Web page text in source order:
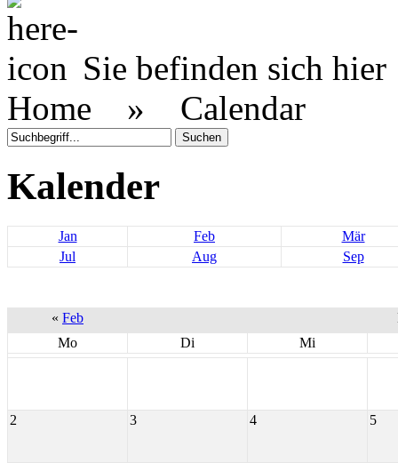
Sie befinden sich hier
Home » Calendar
Kalender
Jan Feb
Mär
Jul
Aug Sep
« Feb
Mo
Di Mi
2 3 4 5